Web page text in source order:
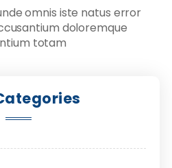
omnis iste natus error
doloremque
totam